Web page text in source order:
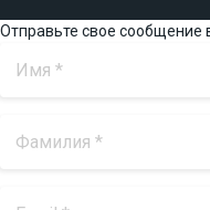
Отправьте свое сообщение